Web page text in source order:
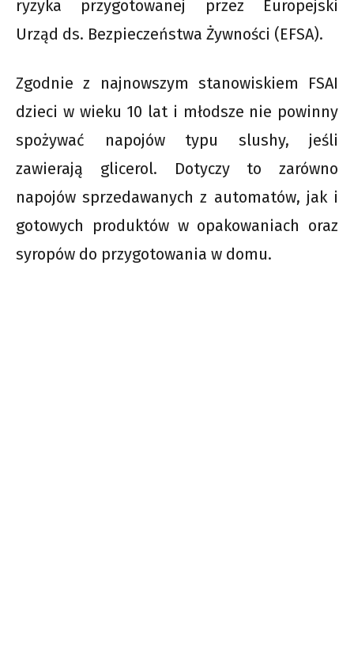
ryzyka przygotowanej przez Europejski
Urząd ds. Bezpieczeństwa Żywności (EFSA).
Zgodnie z najnowszym stanowiskiem FSAI
dzieci w wieku 10 lat i młodsze nie powinny
spożywać napojów typu slushy, jeśli
zawierają glicerol. Dotyczy to zarówno
napojów sprzedawanych z automatów, jak i
gotowych produktów w opakowaniach oraz
syropów do przygotowania w domu.